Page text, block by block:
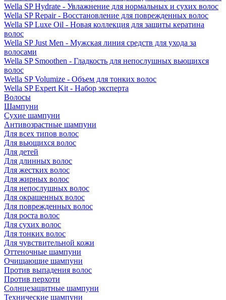
Wella SP Hydrate - Увлажнение для нормальных и сухих волос
Wella SP Repair - Восстановление для поврежденных волос
Wella SP Luxe Oil - Новая коллекция для защиты кератина
волос
Wella SP Just Men - Мужская линия средств для ухода за
волосами
Wella SP Smoothen - Гладкость для непослушных вьющихся
волос
Wella SP Volumize - Объем для тонких волос
Wella SP Expert Kit - Набор эксперта
Волосы
Шампуни
Сухие шампуни
Антивозрастные шампуни
Для всех типов волос
Для вьющихся волос
Для детей
Для длинных волос
Для жестких волос
Для жирных волос
Для непослушных волос
Для окрашенных волос
Для поврежденных волос
Для роста волос
Для сухих волос
Для тонких волос
Для чувствительной кожи
Оттеночные шампуни
Очищающие шампуни
Против выпадения волос
Против перхоти
Солнцезащитные шампуни
Технические шампуни